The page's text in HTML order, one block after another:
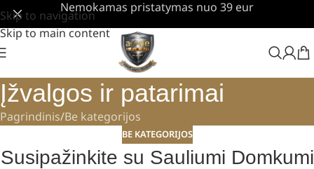
Skip to navigation
Skip to main content
Nemokamas pristatymas nuo 39 eur
Įžvalgos ir patarimai
Pagrindinis Be kategorijos
BE KATEGORIJOS
Susipažinkite su Sauliumi Domkumi